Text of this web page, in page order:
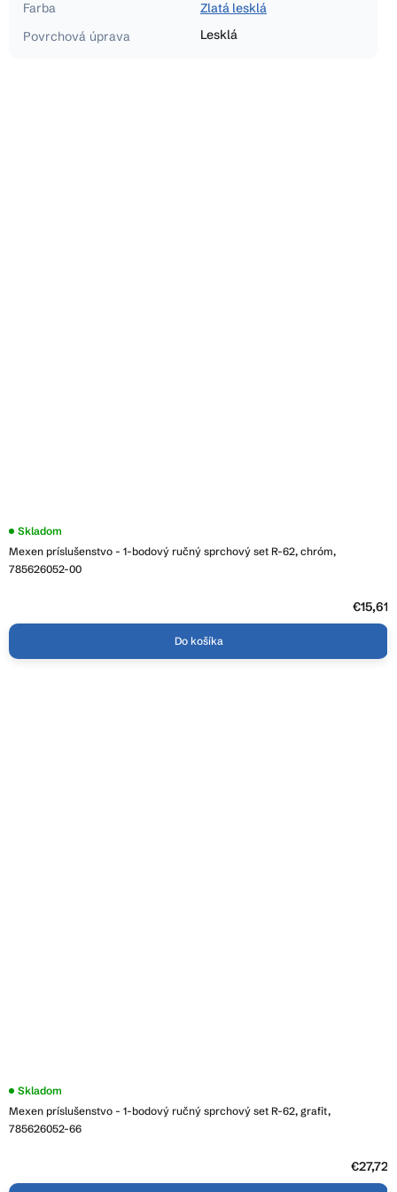
Farba
Zlatá lesklá
Povrchová úprava
Lesklá
Mexen príslušenstvo - 1-bodový ručný sprchový set R-62, chróm,
785626052-00
Skladom
€15,61
Do košíka
Mexen príslušenstvo - 1-bodový ručný sprchový set R-62, grafit,
785626052-66
Skladom
€27,72